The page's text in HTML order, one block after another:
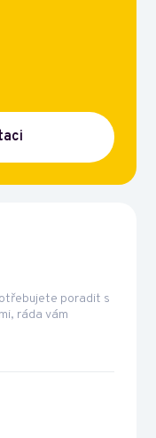
poradit s
ráda vám